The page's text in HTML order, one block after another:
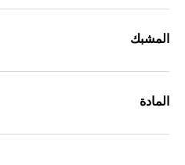
المشبك
المادة